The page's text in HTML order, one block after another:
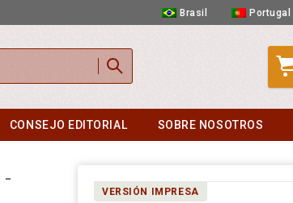
Brasil Portugal
CONSEJO EDITORIAL SOBRE NOSOTROS
VERSIÓN IMPRESA